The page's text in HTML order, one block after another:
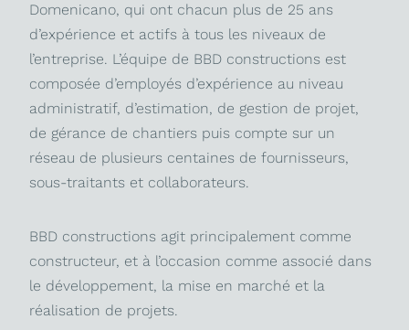
Domenicano, qui ont chacun plus de 25 ans
d’expérience et actifs à tous les niveaux de
l’entreprise. L’équipe de BBD constructions est
composée d’employés d’expérience au niveau
administratif, d’estimation, de gestion de projet,
de gérance de chantiers puis compte sur un
réseau de plusieurs centaines de fournisseurs,
sous-traitants et collaborateurs.
BBD constructions agit principalement comme
constructeur, et à l’occasion comme associé dans
le développement, la mise en marché et la
réalisation de projets.